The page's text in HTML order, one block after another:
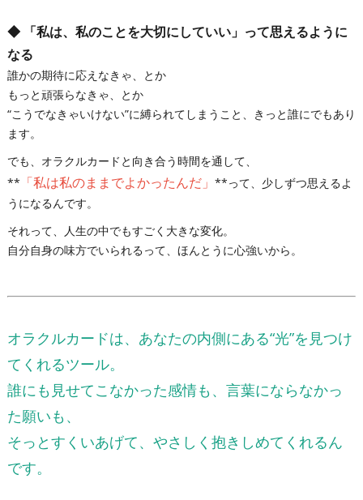
◆ 「私は、私のことを大切にしていい」って思えるように
なる
誰かの期待に応えなきゃ、とか
もっと頑張らなきゃ、とか
“こうでなきゃいけない”に縛られてしまうこと、きっと誰にでもあり
ます。
でも、オラクルカードと向き合う時間を通して、
** 「私は私のままでよかったんだ」 **って、少しずつ思えるよ
うになるんです。
それって、人生の中でもすごく大きな変化。
自分自身の味方でいられるって、ほんとうに心強いから。
オラクルカードは、あなたの内側にある“光”を見つけ
てくれるツール。
誰にも見せてこなかった感情も、言葉にならなかっ
た願いも、
そっとすくいあげて、やさしく抱きしめてくれるん
です。